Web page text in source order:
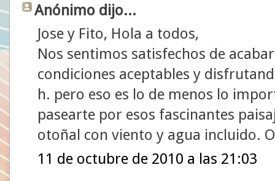
Anónimo dijo...
Jose y Fito, Hola a todos,
Nos sentimos satisfechos de
condiciones aceptables y
h. pero eso es lo de menos lo
pasearte por esos fascinantes
otoñal con viento y agua incluido.
11 de octubre de 2010 a las 21:03